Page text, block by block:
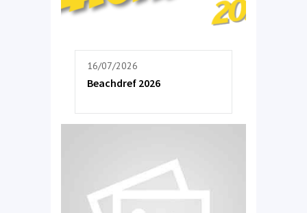
16/07/2026
Beachdref 2026